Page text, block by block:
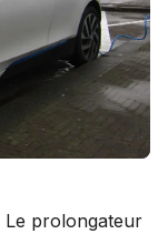
Le prolongateur